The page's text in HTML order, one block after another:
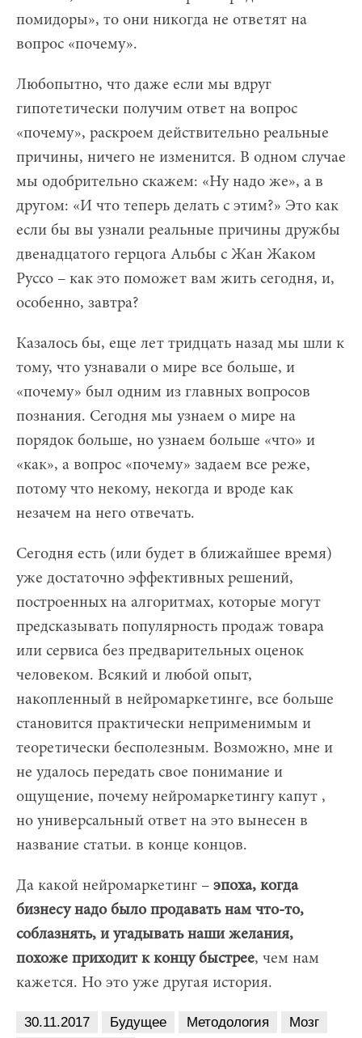
помидоры», то они никогда не ответят на
вопрос «почему».
Любопытно, что даже если мы вдруг
гипотетически получим ответ на вопрос
«почему», раскроем действительно реальные
причины, ничего не изменится. В одном случае
мы одобрительно скажем: «Ну надо же», а в
другом: «И что теперь делать с этим?» Это как
если бы вы узнали реальные причины дружбы
двенадцатого герцога Альбы с Жан Жаком
Руссо – как это поможет вам жить сегодня, и,
особенно, завтра?
Казалось бы, еще лет тридцать назад мы шли к
тому, что узнавали о мире все больше, и
«почему» был одним из главных вопросов
познания. Сегодня мы узнаем о мире на
порядок больше, но узнаем больше «что» и
«как», а вопрос «почему» задаем все реже,
потому что некому, некогда и вроде как
незачем на него отвечать.
Сегодня есть (или будет в ближайшее время)
уже достаточно эффективных решений,
построенных на алгоритмах, которые могут
предсказывать популярность продаж товара
или сервиса без предварительных оценок
человеком. Всякий и любой опыт,
накопленный в нейромаркетинге, все больше
становится практически неприменимым и
теоретически бесполезным. Возможно, мне и
не удалось передать свое понимание и
ощущение, почему нейромаркетингу капут ,
но универсальный ответ на это вынесен в
название статьи. в конце концов.
Да какой нейромаркетинг – эпоха, когда
бизнесу надо было продавать нам что-то,
соблазнять, и угадывать наши желания,
похоже приходит к концу быстрее, чем нам
кажется. Но это уже другая история.
30.11.2017 Будущее Методология
Мозг